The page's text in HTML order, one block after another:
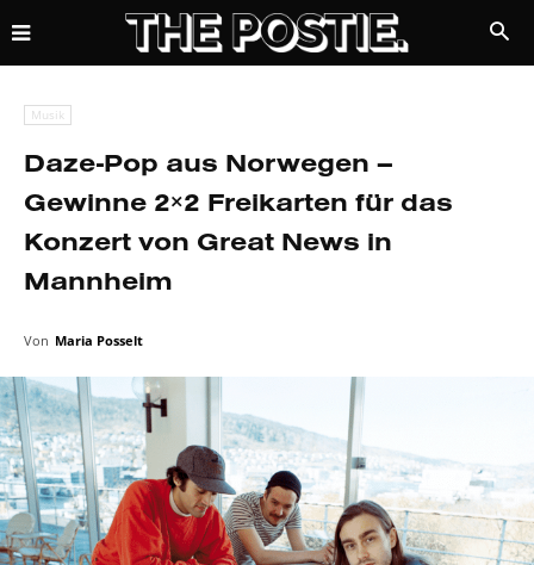
Musik
Daze-Pop aus Norwegen –
Gewinne 2×2 Freikarten für das
Konzert von Great News in
Mannheim
Von Maria Posselt